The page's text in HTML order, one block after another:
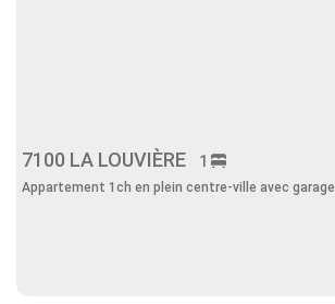
7100 LA LOUVIÈRE 1
Appartement 1ch en plein centre-ville avec garage